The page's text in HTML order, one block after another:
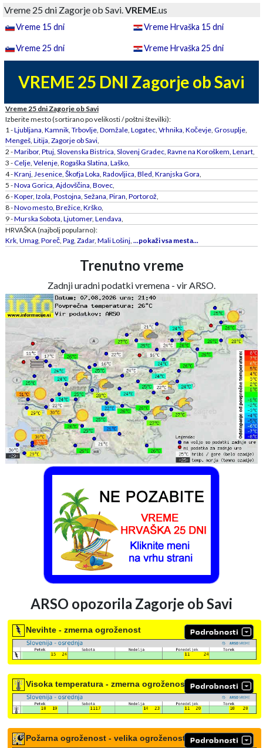
Vreme 25 dni Zagorje ob Savi.VREME.us
Vreme 15 dni Vreme Hrvaška 15 dni
Vreme 25 dni Vreme Hrvaška 25 dni
VREME 25 DNI Zagorje ob Savi
Vreme 25 dni Zagorje ob Savi
Izberite mesto (sortirano po velikosti / poštni številki):
1 -Ljubljana, Kamnik, Trbovlje, Domžale, Logatec, Vrhnika, Kočevje, Grosuplje,
Mengeš, Litija, Zagorje ob Savi,
2 -Maribor, Ptuj, Slovenska Bistrica, Slovenj Gradec, Ravne na Koroškem, Lenart,
3 -Celje, Velenje, Rogaška Slatina, Laško,
4 -Kranj, Jesenice, Škofja Loka, Radovljica, Bled, Kranjska Gora,
5 -Nova Gorica, Ajdovščina, Bovec,
6 -Koper, Izola, Postojna, Sežana, Piran, Portorož,
8 -Novo mesto, Brežice, Krško,
9 -Murska Sobota, Ljutomer, Lendava,
HRVAŠKA (najbolj popularno):
Krk, Umag, Poreč, Pag, Zadar, Mali Lošinj, ...pokaži vsa mesta...
Trenutno vreme
Zadnji uradni podatki vremena - vir ARSO.
ARSO opozorila Zagorje ob Savi
Nevihte - zmerna ogroženost
Visoka temperatura - zmerna ogroženost
Požarna ogroženost - velika ogroženost